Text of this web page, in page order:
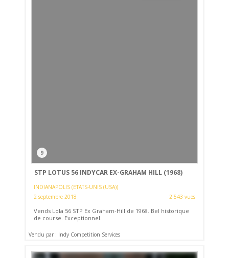
9
STP LOTUS 56 INDYCAR EX-GRAHAM HILL (1968)
INDIANAPOLIS (ETATS-UNIS (USA))
2 septembre 2018
2 543 vues
Vends Lola 56 STP Ex Graham-Hill de 1968. Bel historique
de course. Exceptionnel.
Vendu par : Indy Competition Services